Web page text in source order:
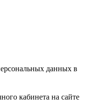
данных в
кабинета на сайте